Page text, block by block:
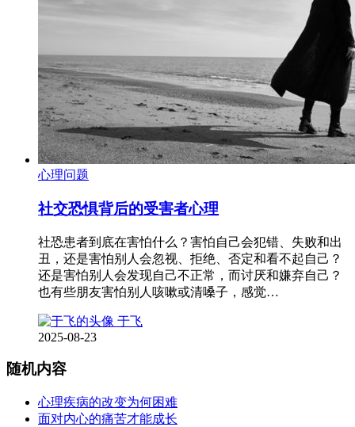
心理问题
社交恐惧背后的受害者心理
社恐患者到底在害怕什么？害怕自己会犯错、失败和出
丑，还是害怕别人会忽视、拒绝、否定和看不起自己？
还是害怕别人会发现自己不正常，而讨厌和嫌弃自己？
也有些朋友害怕别人咳嗽或清嗓子，感觉…
于飞
2025-08-23
随机内容
心理疾病的改变为何困难
面对内心的痛苦才能成长